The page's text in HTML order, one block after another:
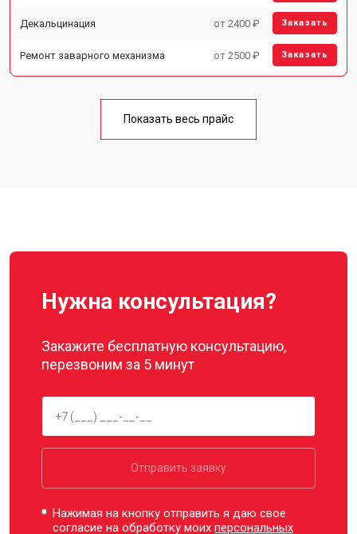
Декальцинация от 2400 ₽ Заказать
Ремонт заварного механизма от 2500 ₽ Заказать
Показать весь прайс
Нужна консультация?
Закажите бесплатную консультацию,
перезвоним за 5 минут
Отправить заявку
Нажимая на кнопку отправить я даю свое
согласие на обработку моихперсональных